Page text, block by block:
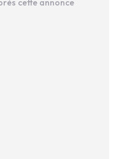
cette annonce